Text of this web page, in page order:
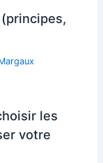
(principes,
les
votre